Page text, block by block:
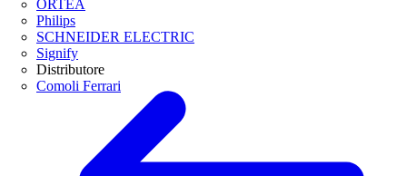
ORTEA
Philips
SCHNEIDER ELECTRIC
Signify
Distributore
Comoli Ferrari